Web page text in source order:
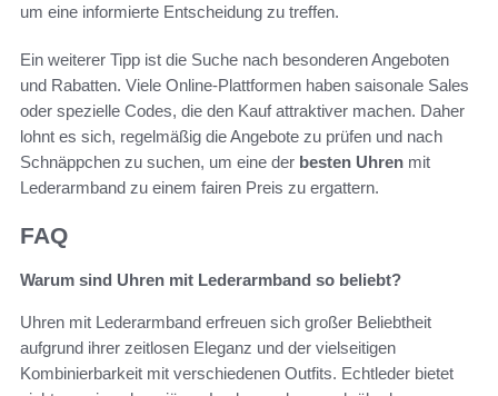
um eine informierte Entscheidung zu treffen.
Ein weiterer Tipp ist die Suche nach besonderen Angeboten
und Rabatten. Viele Online-Plattformen haben saisonale Sales
oder spezielle Codes, die den Kauf attraktiver machen. Daher
lohnt es sich, regelmäßig die Angebote zu prüfen und nach
Schnäppchen zu suchen, um eine der besten Uhren mit
Lederarmband zu einem fairen Preis zu ergattern.
FAQ
Warum sind Uhren mit Lederarmband so beliebt?
Uhren mit Lederarmband erfreuen sich großer Beliebtheit
aufgrund ihrer zeitlosen Eleganz und der vielseitigen
Kombinierbarkeit mit verschiedenen Outfits. Echtleder bietet